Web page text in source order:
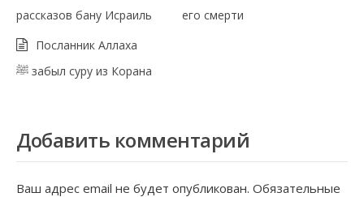
рассказов бану Исраиль
его смерти
Посланник Аллаха
ﷺ забыл суру из Корана
Добавить комментарий
Ваш адрес email не будет опубликован. Обязательные